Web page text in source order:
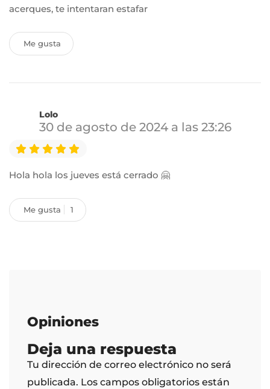
acerques, te intentaran estafar
Me gusta
Lolo
30 de agosto de 2024 a las 23:26
Hola hola los jueves está cerrado 🤗
Me gusta 1
Opiniones
Deja una respuesta
Tu dirección de correo electrónico no será
publicada. Los campos obligatorios están